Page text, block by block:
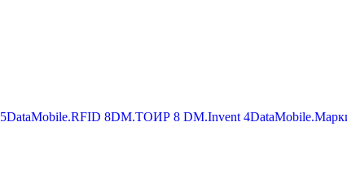
5DataMobile.RFID 8DM.ТОИР 8 DM.Invent 4